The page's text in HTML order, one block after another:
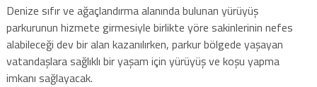
Denize sıfır ve ağaçlandırma alanında bulunan yürüyüş
parkurunun hizmete girmesiyle birlikte yöre sakinlerinin nefes
alabileceği dev bir alan kazanılırken, parkur bölgede yaşayan
vatandaşlara sağlıklı bir yaşam için yürüyüş ve koşu yapma
imkanı sağlayacak.